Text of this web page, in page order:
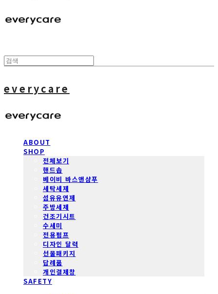
everycare
ABOUT
SHOP
전체보기
핸드솝
베이비 바스앤샴푸
세탁세제
섬유유연제
주방세제
건조기시트
수세미
전용펌프
디자인 달력
선물패키지
답례품
개인결제창
SAFETY